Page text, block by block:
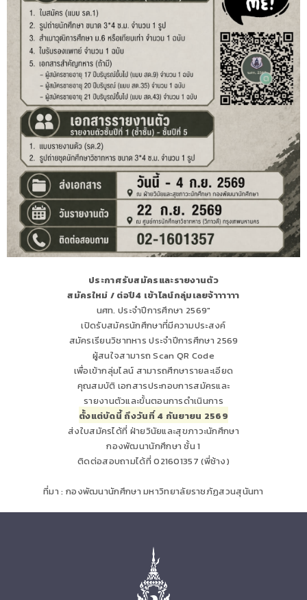
ประกาศรับสมัครและรายงานตัว
สมัครใหม่ / ต่อปี4 เข้าไลน์กลุ่มเลยจ้าาาาาา
นศท. ประจำปีการศึกษา 2569"
เปิดรับสมัครนักศึกษาที่มีความประสงค์
สมัครเรียนวิชาทหาร ประจำปีการศึกษา 2569
ผู้สนใจสามารถ Scan QR Code
เพื่อเข้ากลุ่มไลน์ สามารถศึกษารายละเอียด
คุณสมบัติ เอกสารประกอบการสมัครและ
รายงานตัวและขั้นตอนการดำเนินการ
ตั้งแต่บัดนี้ ถึงวันที่ 4 กันยายน 2569
ส่งใบสมัครได้ที่ ฝ่ายวินัยและสุขภาวะนักศึกษา
กองพัฒนานักศึกษา ชั้น 1
ติดต่อสอบถามได้ที่ 021601357 (พี่ช้าง)
ที่มา : กองพัฒนานักศึกษา มหาวิทยาลัยราชภัฏสวนสุนันทา